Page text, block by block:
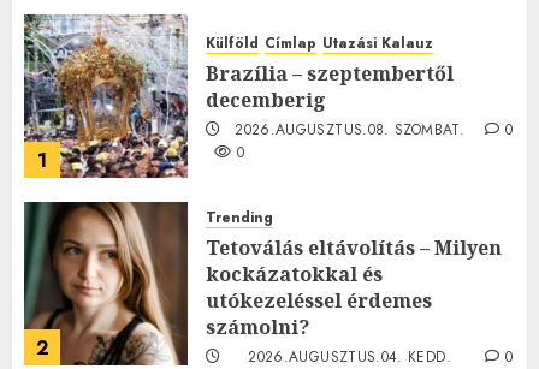
1
Külföld Címlap Utazási Kalauz
Brazília – szeptembertől
decemberig
2026.AUGUSZTUS.08. SZOMBAT.
0
0
2
Trending
Tetoválás eltávolítás – Milyen
kockázatokkal és
utókezeléssel érdemes
számolni?
2026.AUGUSZTUS.04. KEDD.
0